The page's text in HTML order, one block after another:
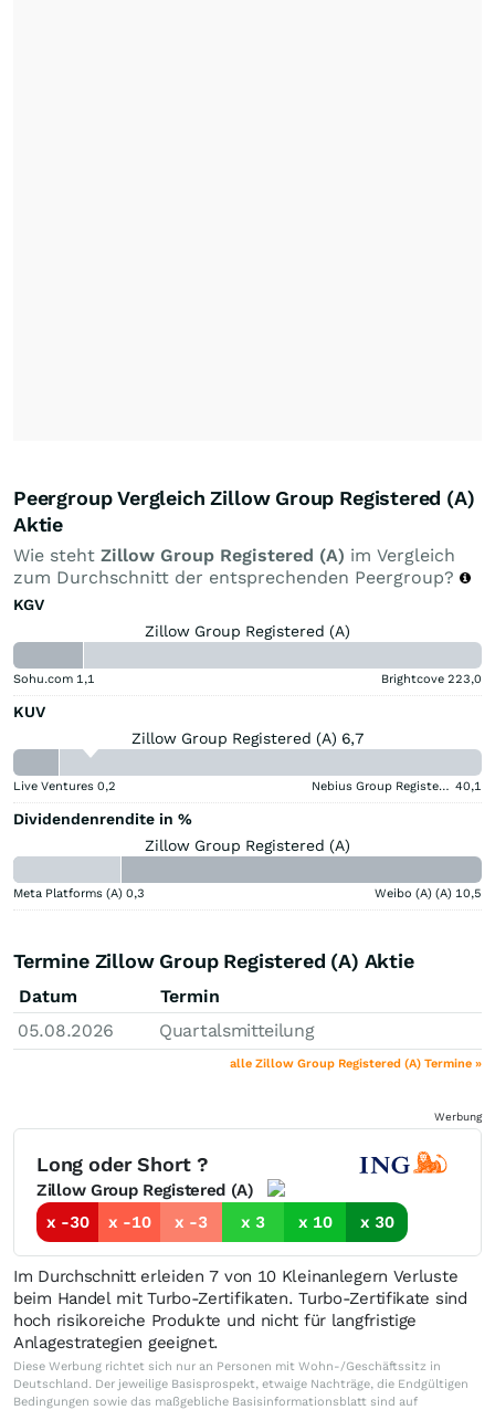
Peergroup Vergleich Zillow Group Registered (A)
Aktie
Wie steht Zillow Group Registered (A) im Vergleich
zum Durchschnitt der entsprechenden Peergroup?
KGV
Zillow Group Registered (A)
Sohu.com 1,1 Brightcove 223,0
KUV
Zillow Group Registered (A) 6,7
Live Ventures 0,2 Nebius Group Registered (A) 40,1
Dividendenrendite in %
Zillow Group Registered (A)
Meta Platforms (A) 0,3 Weibo (A) (A) 10,5
Termine Zillow Group Registered (A) Aktie
Datum
Termin
05.08.2026
Quartalsmitteilung
alle Zillow Group Registered (A) Termine »
Werbung
Long oder Short ?
Zillow Group Registered (A)
x -30
x -10 x -3 x 3 x 10 x 30
Im Durchschnitt erleiden 7 von 10 Kleinanlegern Verluste
beim Handel mit Turbo-Zertifikaten. Turbo-Zertifikate sind
hoch risikoreiche Produkte und nicht für langfristige
Anlagestrategien geeignet.
Diese Werbung richtet sich nur an Personen mit Wohn-/Geschäftssitz in
Deutschland. Der jeweilige Basisprospekt, etwaige Nachträge, die Endgültigen
Bedingungen sowie das maßgebliche Basisinformationsblatt sind auf